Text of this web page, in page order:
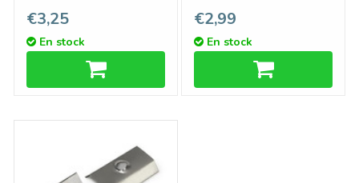
Embouts TRIAD, set de
deux pour le couvercle rond
D
€3,25
En stock
Support Type U6 Flexible
€2,99
En stock